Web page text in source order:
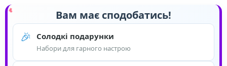
Вам має сподобатись!
🎉 Солодкі подарунки
Набори для гарного настрою